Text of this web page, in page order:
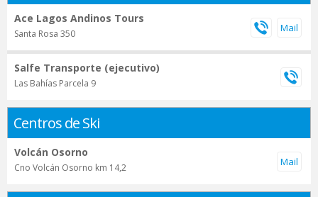
Ace Lagos Andinos Tours
Santa Rosa 350
Salfe Transporte (ejecutivo)
Las Bahías Parcela 9
Centros de Ski
Volcán Osorno
Cno Volcán Osorno km 14,2